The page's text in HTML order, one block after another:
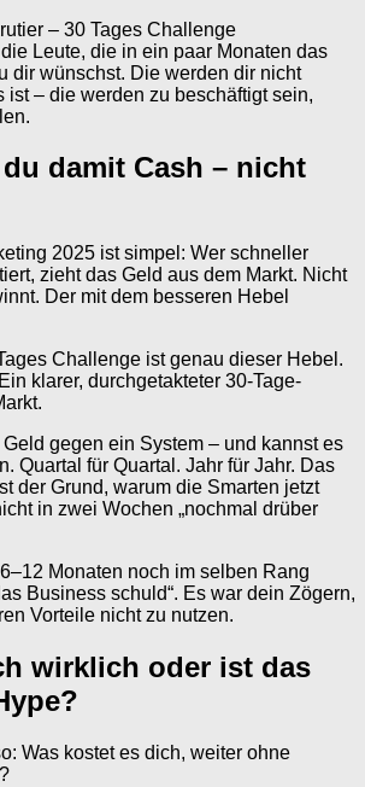
– 30 Tages Challenge
Leute, die in ein paar Monaten das
dir wünschst. Die werden dir nicht
ist – die werden zu beschäftigt sein,
damit Cash – nicht
2025 ist simpel: Wer schneller
zieht das Geld aus dem Markt. Nicht
Der mit dem besseren Hebel
Challenge ist genau dieser Hebel.
klarer, durchgetakteter 30-Tage-
gegen ein System – und kannst es
Quartal für Quartal. Jahr für Jahr. Das
der Grund, warum die Smarten jetzt
in zwei Wochen „nochmal drüber
Monaten noch im selben Rang
Business schuld“. Es war dein Zögern,
Vorteile nicht zu nutzen.
wirklich oder ist das
Was kostet es dich, weiter ohne